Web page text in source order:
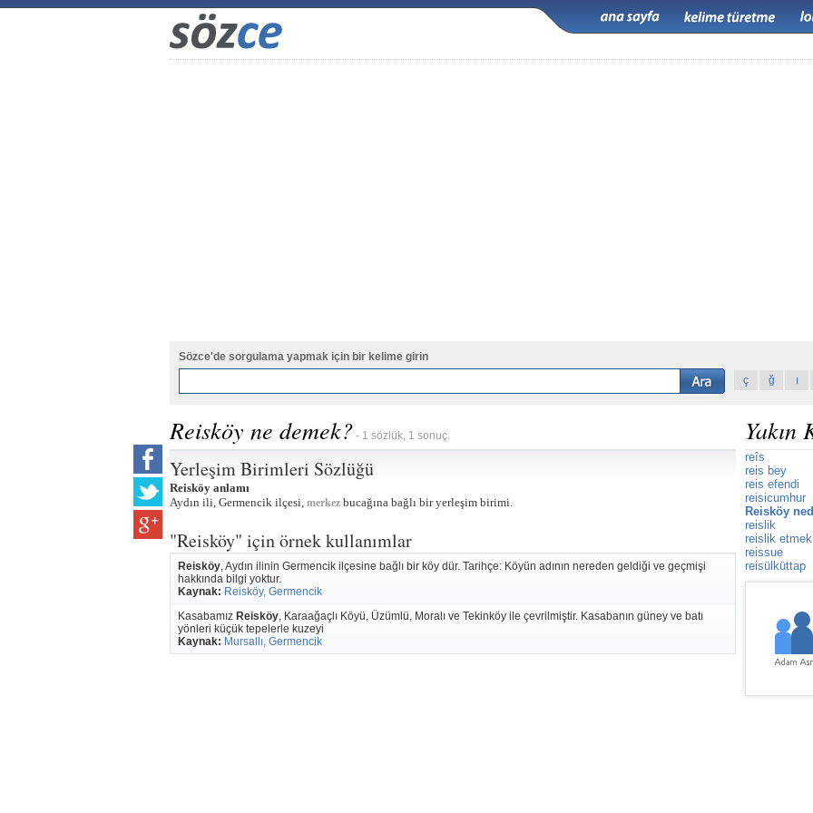
Sözce'de sorgulama yapmak için bir kelime girin
ç
ğ ı
Reisköy ne demek? - 1 sözlük, 1 sonuç.
Yerleşim Birimleri Sözlüğü
Reisköy anlamı
Aydın ili, Germencik ilçesi, merkez bucağına bağlı bir yerleşim birimi.
"Reisköy" için örnek kullanımlar
Reisköy, Aydın ilinin Germencik ilçesine bağlı bir köy dür. Tarihçe: Köyün adının nereden geldiği ve geçmişi
hakkında bilgi yoktur.
Kaynak: Reisköy, Germencik
Kasabamız Reisköy, Karaağaçlı Köyü, Üzümlü, Moralı ve Tekinköy ile çevrilmiştir. Kasabanın güney ve batı
yönleri küçük tepelerle kuzeyi
Kaynak: Mursallı, Germencik
Yakın
reîs
reis bey
reis efendi
reisicumhur
Reisköy
reislik
reislik etmek
reissue
reisülküttap